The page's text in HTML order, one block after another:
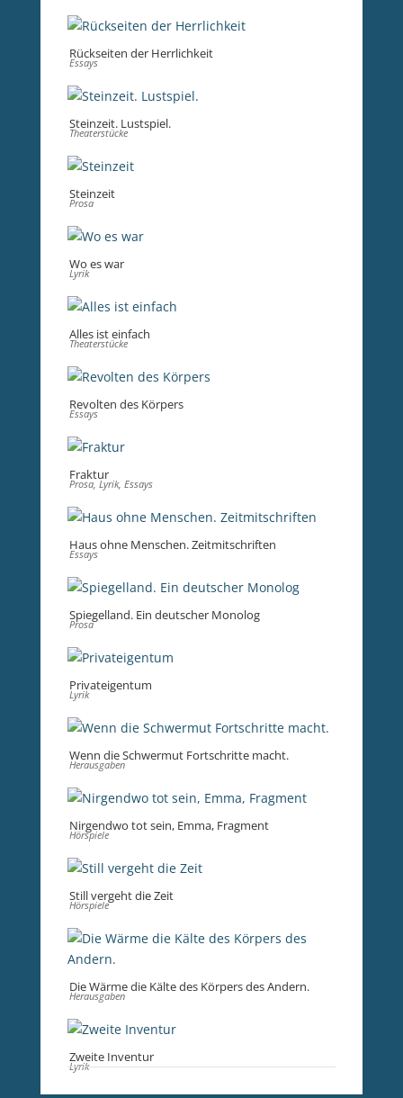
Rückseiten der Herrlichkeit
Essays
Steinzeit. Lustspiel.
Theaterstücke
Steinzeit
Prosa
Wo es war
Lyrik
Alles ist einfach
Theaterstücke
Revolten des Körpers
Essays
Fraktur
Prosa, Lyrik, Essays
Haus ohne Menschen. Zeitmitschriften
Essays
Spiegelland. Ein deutscher Monolog
Prosa
Privateigentum
Lyrik
Wenn die Schwermut Fortschritte macht.
Herausgaben
Nirgendwo tot sein, Emma, Fragment
Hörspiele
Still vergeht die Zeit
Hörspiele
Die Wärme die Kälte des Körpers des Andern.
Herausgaben
Zweite Inventur
Lyrik